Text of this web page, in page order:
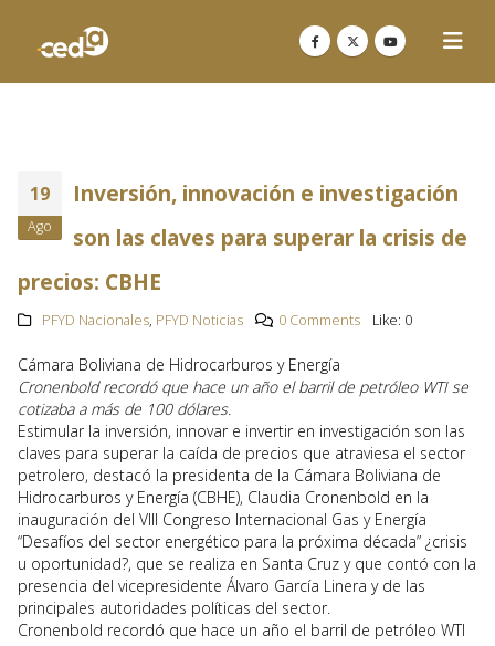
19
Ago
Inversión, innovación e investigación
son las claves para superar la crisis de
precios: CBHE
PFYD Nacionales, PFYD Noticias 0 Comments Like: 0
Cámara Boliviana de Hidrocarburos y Energía
Cronenbold recordó que hace un año el barril de petróleo WTI se
cotizaba a más de 100 dólares.
Estimular la inversión, innovar e invertir en investigación son las
claves para superar la caída de precios que atraviesa el sector
petrolero, destacó la presidenta de la Cámara Boliviana de
Hidrocarburos y Energía (CBHE), Claudia Cronenbold en la
inauguración del VIII Congreso Internacional Gas y Energía
“Desafíos del sector energético para la próxima década” ¿crisis
u oportunidad?, que se realiza en Santa Cruz y que contó con la
presencia del vicepresidente Álvaro García Linera y de las
principales autoridades políticas del sector.
Cronenbold recordó que hace un año el barril de petróleo WTI